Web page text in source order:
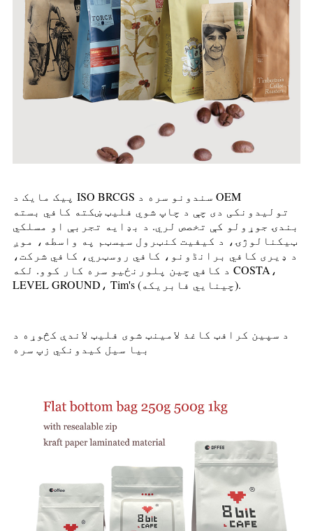
پیک مایک د ISO BRCGS سندونو سره د OEM
تولیدونکی دی چې د چاپ شوي فلیټ ښکته کافي بسته
بندۍ جوړولو کې تخصص لري. د بډایه تجربې او مسلکي
ټیکنالوژۍ، د کیفیت کنټرول سیسټم په واسطه، موږ
د ډیری کافي برانڈونو، کافي روسټري، کافي شرکت،
د کافي چین پلورنځیو سره کار کوو. لکه COSTA،
LEVEL GROUND، Tim' s (چینایي فابریکه).
د سپین کرافټ کاغذ لامینټ شوی فلیټ لاندې کڅوړه د
بیا سیل کیدونکي زپ سره